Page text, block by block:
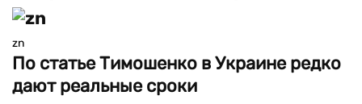
zn
По статье Тимошенко в Украине редко
дают реальные сроки